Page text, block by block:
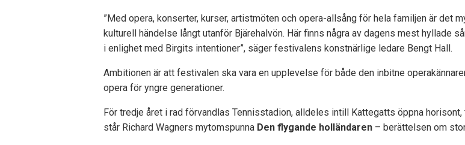
”Med opera, konserter, kurser, artistmöten och opera-allsång för hela familjen är det
kulturell händelse långt utanför Bjärehalvön. Här finns några av dagens mest hyllade
i enlighet med Birgits intentioner”, säger festivalens konstnärlige ledare Bengt Hall.
Ambitionen är att festivalen ska vara en upplevelse för både den inbitne
opera för yngre generationer.
För tredje året i rad förvandlas Tennisstadion, alldeles intill Kattegatts öppna
står Richard Wagners mytomspunna Den flygande holländaren – berättelsen om